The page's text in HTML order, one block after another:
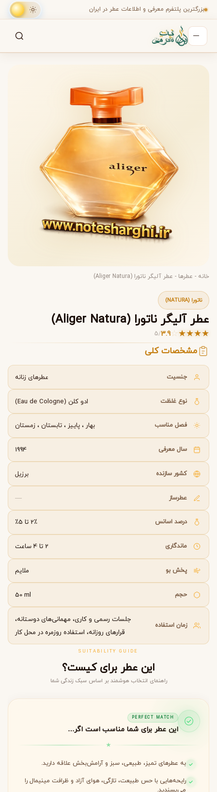
بزرگترین پلتفرم معرفی و اطلاعات عطر در ایران
خانه - عطرها - عطر آلیگر ناتورا (Aliger Natura)
ناتورا (NATURA)
عطر آلیگر ناتورا (Aliger Natura)
★
★
★
★
☆
3.9
/
5
مشخصات کلی
جنسیت عطرهای زنانه
نوع غلظت ادو کلن (Eau de Cologne)
فصل مناسب بهار ، پاییز ، تابستان، زمستان
سال معرفی 1994
کشور سازنده برزیل
عطرساز —
درصد اسانس 2٪ تا 5٪
ماندگاری 2 تا 4 ساعت
پخش بو ملایم
حجم 50 ml
زمان استفاده
جلسات رسمی و کاری، مهمانی‌های دوستانه،
قرارهای روزانه، استفاده روزمره در محل کار
SUITABILITY GUIDE
این عطر برای کیست؟
راهنمای انتخاب هوشمند بر اساس سبک زندگی شما
PERFECT MATCH
این عطر برای شما مناسب است اگر…
به عطرهای تمیز، طبیعی، سبز و آرامش‌بخش علاقه دارید.
رایحه‌هایی با حس طبیعت، تازگی، هوای آزاد و ظرافت مینیمال را
می‌پسندید.